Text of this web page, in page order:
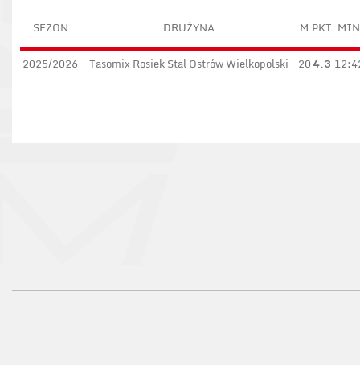
SEZON DRUŻYNA M PKT MIN
2025/2026 Tasomix Rosiek Stal Ostrów Wielkopolski 204.3